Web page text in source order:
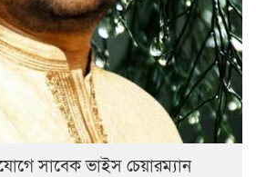
সাবেক ভাইস চেয়ারম্যান